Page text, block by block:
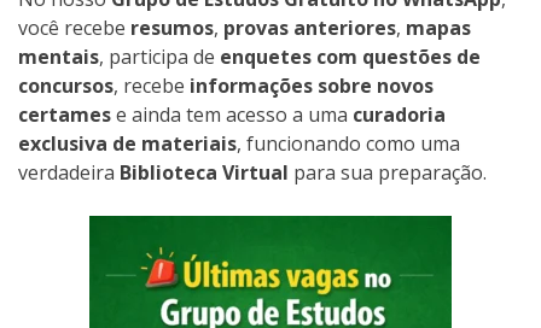
você recebe resumos, provas anteriores, mapas
mentais, participa de enquetes com questões de
concursos, recebe informações sobre novos
certamese ainda tem acesso a uma curadoria
exclusiva de materiais, funcionando como uma
verdadeira Biblioteca Virtual para sua preparação.